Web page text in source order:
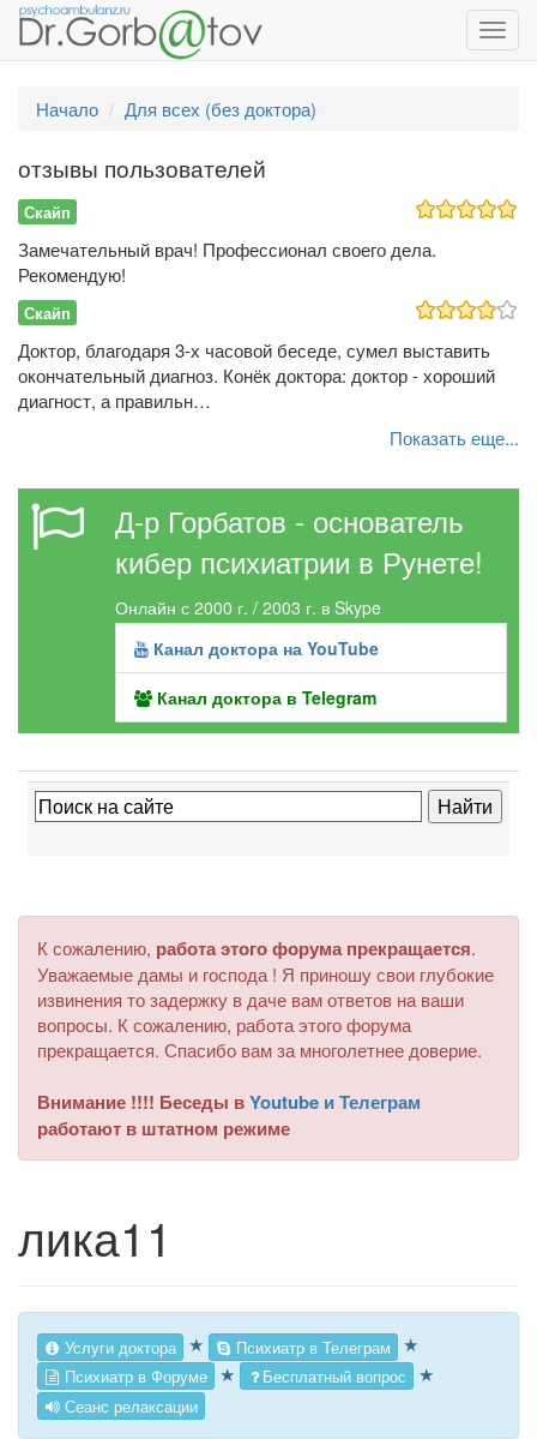
Начало
Для всех (без доктора)
отзывы пользователей
Скайп
Замечательный врач! Профессионал своего дела.
Рекомендую!
Скайп
Доктор, благодаря 3-х часовой беседе, сумел выставить
окончательный диагноз. Конёк доктора: доктор - хороший
диагност, а правильн…
Показать еще...
Д-р Горбатов - основатель
кибер психиатрии в Рунете!
Онлайн с 2000 г. / 2003 г. в Skype
Канал доктора на YouTube
Канал доктора в Telegram
К сожалению, работа этого форума прекращается.
Уважаемые дамы и господа ! Я приношу свои глубокие
извинения то задержку в даче вам ответов на ваши
вопросы. К сожалению, работа этого форума
прекращается. Спасибо вам за многолетнее доверие.
Внимание !!!! Беседы вYoutube и Телеграм
работают в штатном режиме
лика11
Услуги доктора ★ Психиатр в Телеграм ★
Психиатр в Форуме ★ Бесплатный вопрос ★
Сеанс релаксации